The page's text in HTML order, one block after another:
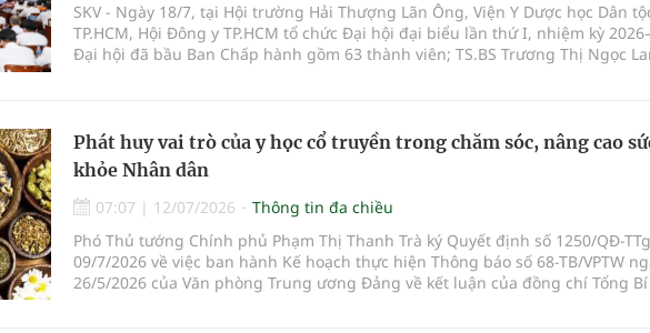
SKV - Ngày 18/7, tại Hội trường Hải Thượng Lãn Ông, Viện Y Dược học Dân
TP.HCM, Hội Đông y TP.HCM tổ chức Đại hội đại biểu lần thứ I, nhiệm kỳ
Đại hội đã bầu Ban Chấp hành gồm 63 thành viên; TS.BS Trương Thị Ngọc
Phát huy vai trò của y học cổ truyền trong chăm sóc, nâng cao
khỏe Nhân dân
07:07 | 12/07/2026
Thông tin đa chiều
Phó Thủ tướng Chính phủ Phạm Thị Thanh Trà ký Quyết định số 1250/QĐ-
09/7/2026 về việc ban hành Kế hoạch thực hiện Thông báo số 68-TB/VPTW
26/5/2026 của Văn phòng Trung ương Đảng về kết luận của đồng chí Tổng